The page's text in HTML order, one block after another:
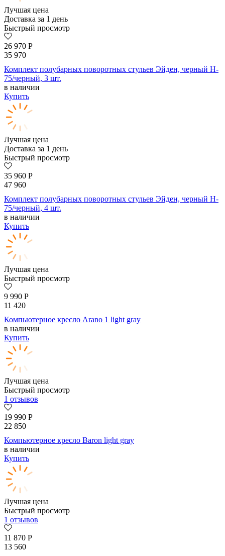
Лучшая цена
Доставка за 1 день
Быстрый просмотр
26 970 Р
35 970
Комплект полубарных поворотных стульев Эйден, черный H-
75/черный, 3 шт.
в наличии
Купить
Лучшая цена
Доставка за 1 день
Быстрый просмотр
35 960 Р
47 960
Комплект полубарных поворотных стульев Эйден, черный H-
75/черный, 4 шт.
в наличии
Купить
Лучшая цена
Быстрый просмотр
9 990 Р
11 420
Компьютерное кресло Arano 1 light gray
в наличии
Купить
Лучшая цена
Быстрый просмотр
1 отзывов
19 990 Р
22 850
Компьютерное кресло Baron light gray
в наличии
Купить
Лучшая цена
Быстрый просмотр
1 отзывов
11 870 Р
13 560